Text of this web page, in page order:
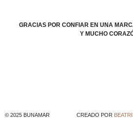
GRACIAS POR CONFIAR EN UNA
Y MUCHO
© 2025 BUNAMAR CREADO POR